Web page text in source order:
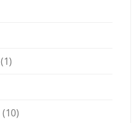
(1)
(10)